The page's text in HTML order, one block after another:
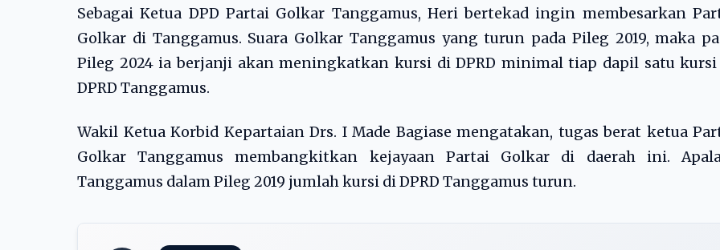
Sebagai Ketua DPD Partai Golkar Tanggamus, Heri bertekad ingin membesarkan
Golkar di Tanggamus. Suara Golkar Tanggamus yang turun pada Pileg 2019, maka
Pileg 2024 ia berjanji akan meningkatkan kursi di DPRD minimal tiap dapil satu
DPRD Tanggamus.
Wakil Ketua Korbid Kepartaian Drs. I Made Bagiase mengatakan, tugas berat ketua
Golkar Tanggamus membangkitkan kejayaan Partai Golkar di daerah ini.
Tanggamus dalam Pileg 2019 jumlah kursi di DPRD Tanggamus turun.